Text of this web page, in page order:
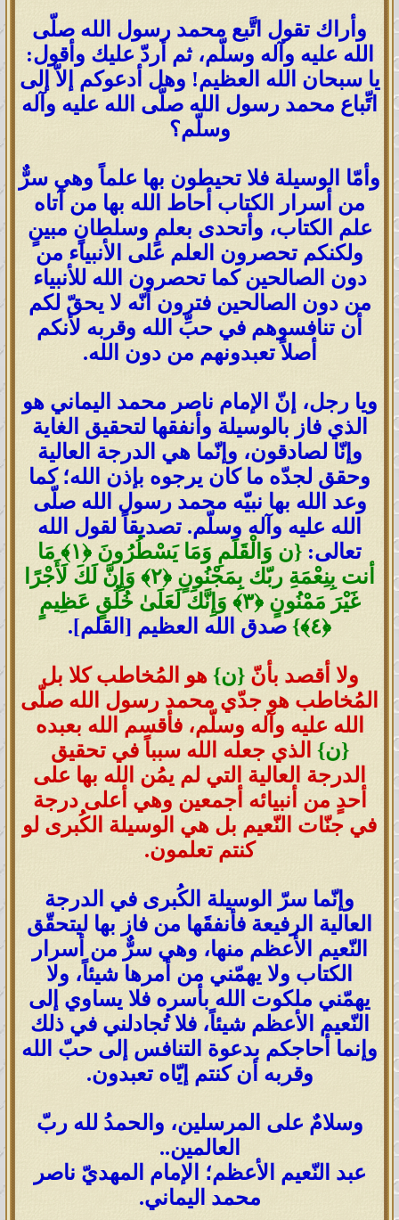
وأراك تقول اتَّبع محمد رسول الله صلّى
الله عليه وآله وسلّم، ثم أردّ عليك وأقول:
يا سبحان الله العظيم! وهل أدعوكم إلاّ إلى
اتِّباع محمد رسول الله صلّى الله عليه وآله
وسلّم؟
وأمّا الوسيلة فلا تحيطون بها علماً وهي سرٌّ
من أسرار الكتاب أحاط الله بها من آتاه
علم الكتاب، وأتحدى بعلمٍ وسلطانٍ مبينٍ
ولكنكم تحصرون العلم على الأنبياء من
دون الصالحين كما تحصرون الله للأنبياء
من دون الصالحين فترون أنّه لا يحقّ لكم
أن تنافسوهم في حبِّ الله وقربه لأنكم
أصلاً تعبدونهم من دون الله.
ويا رجل، إنّ الإمام ناصر محمد اليماني هو
الذي فاز بالوسيلة وأنفقها لتحقيق الغاية
وإنّا لصادقون، وإنّما هي الدرجة العالية
وحقق لجدّه ما كان يرجوه بإذن الله؛ كما
وعد الله بها نبيّه محمد رسول الله صلّى
الله عليه وآله وسلّم. تصديقاً لقول الله
تعالى:
{ن وَالْقَلَمِ وَمَا يَسْطُرُونَ ﴿١﴾ مَا
أنت بِنِعْمَةِ ربّك بِمَجْنُونٍ ﴿٢﴾ وَإِنَّ لَكَ لَأَجْرًا
غَيْرَ مَمْنُونٍ ﴿٣﴾ وَإِنَّكَ لَعَلَىٰ خُلُقٍ عَظِيمٍ
﴿٤﴾}
صدق الله العظيم [القلم].
ولا أقصد بأنّ{ن}هو المُخاطب كلا بل
المُخاطب هو جدّي محمد رسول الله صلّى
الله عليه وآله وسلّم، فأقسم الله بعبده
{ن} الذي جعله الله سبباً في تحقيق
الدرجة العالية التي لم يمُن الله بها على
أحدٍ من أنبيائه أجمعين وهي أعلى درجة
في جنّات النّعيم بل هي الوسيلة الكُبرى لو
كنتم تعلمون.
وإنّما سرّ الوسيلة الكُبرى في الدرجة
العالية الرفيعة فأنفقَها من فاز بها ليتحقّق
النّعيم الأعظم منها، وهي سرٌّ من أسرار
الكتاب ولا يهمّني من أمرها شيئاً، ولا
يهمّني ملكوت الله بأسره فلا يساوي إلى
النّعيم الأعظم شيئاً، فلا تُجادلني في ذلك
وإنما أحاجكم بدعوة التنافس إلى حبّ الله
وقربه أن كنتم إيّاه تعبدون.
وسلامٌ على المرسلين، والحمدُ لله ربّ
العالمين..
عبد النّعيم الأعظم؛ الإمام المهديّ ناصر
محمد اليماني.